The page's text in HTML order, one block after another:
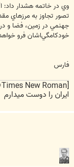
وي در خاتمه هشدار
تصور تجاوز به مرزهاي
جهنمي در زمين، فضا و
خودكامگي‌اشان فرو
فارس
ایران را دوست میدارم